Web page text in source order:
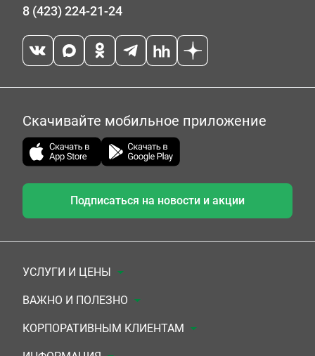
8 (423) 224-21-24
Скачивайте мобильное приложение
Подписаться на новости и акции
УСЛУГИ И ЦЕНЫ
Анализы
Комплексы
ВАЖНО И ПОЛЕЗНО
Документы для заключения договора
КОРПОРАТИВНЫМ КЛИЕНТАМ